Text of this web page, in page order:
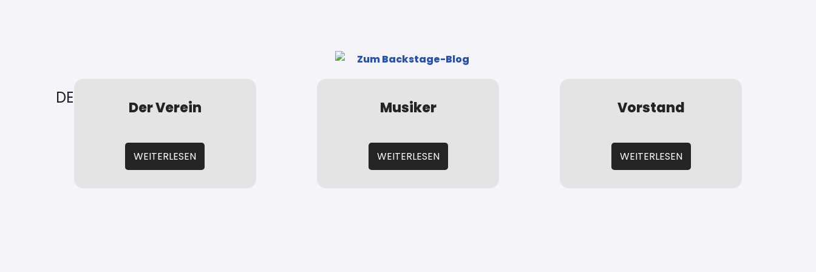
DER VEREIN STELLT SICH VOR:
Der Verein
WEITERLESEN
Musiker
WEITERLESEN
Vorstand
WEITERLESEN